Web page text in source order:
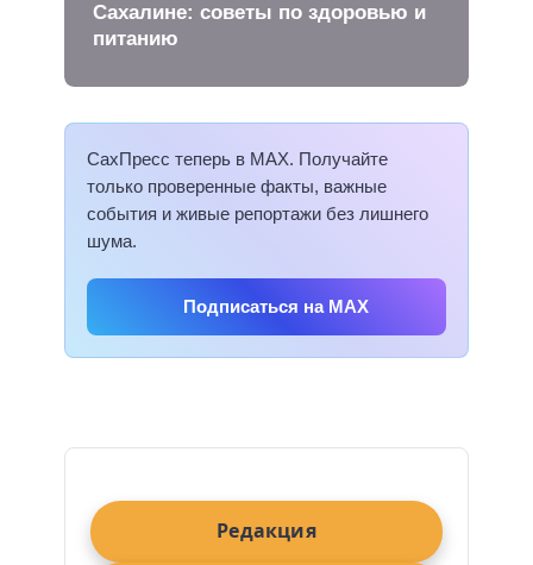
Сахалине: советы по здоровью и
питанию
СахПресс теперь в MAX. Получайте
только проверенные факты, важные
события и живые репортажи без лишнего
шума.
Подписаться на MAX
Редакция